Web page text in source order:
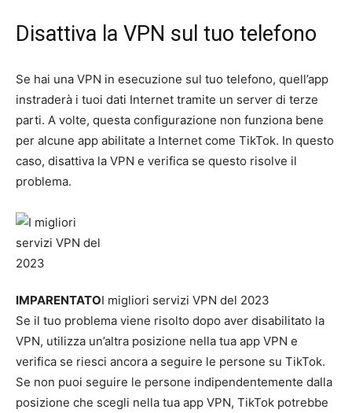
Disattiva la VPN sul tuo telefono
Se hai una VPN in esecuzione sul tuo telefono, quell’app
instraderà i tuoi dati Internet tramite un server di terze
parti. A volte, questa configurazione non funziona bene
per alcune app abilitate a Internet come TikTok. In questo
caso, disattiva la VPN e verifica se questo risolve il
problema.
IMPARENTATOI migliori servizi VPN del 2023
Se il tuo problema viene risolto dopo aver disabilitato la
VPN, utilizza un’altra posizione nella tua app VPN e
verifica se riesci ancora a seguire le persone su TikTok.
Se non puoi seguire le persone indipendentemente dalla
posizione che scegli nella tua app VPN, TikTok potrebbe